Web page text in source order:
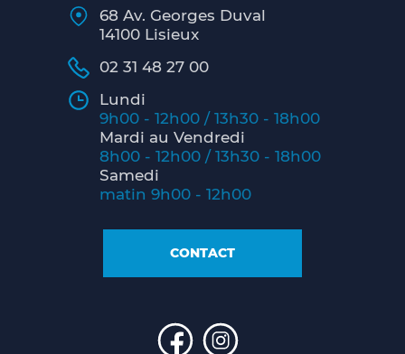
68 Av. Georges Duval
14100 Lisieux
02 31 48 27 00
Lundi
9h00 - 12h00 / 13h30 - 18h00
Mardi au Vendredi
8h00 - 12h00 / 13h30 - 18h00
Samedi
matin 9h00 - 12h00
CONTACT